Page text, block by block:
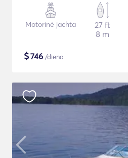
Motorinė jachta
27 ft
8 m
$746 /diena